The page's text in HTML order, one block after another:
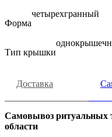
Форма
четырехгранный
Тип крышки
Доставка
Самовывоз ритуальных
области